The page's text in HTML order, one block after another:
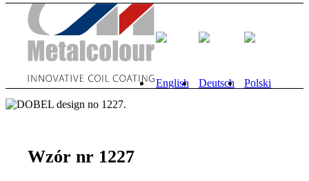
Wzór nr 1227